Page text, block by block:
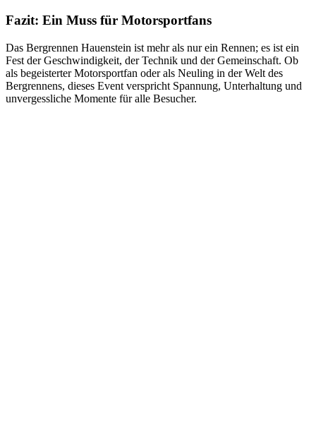
Fazit: Ein Muss für Motorsportfans
Das Bergrennen Hauenstein ist mehr als nur ein Rennen; es ist ein
Fest der Geschwindigkeit, der Technik und der Gemeinschaft. Ob
als begeisterter Motorsportfan oder als Neuling in der Welt des
Bergrennens, dieses Event verspricht Spannung, Unterhaltung und
unvergessliche Momente für alle Besucher.